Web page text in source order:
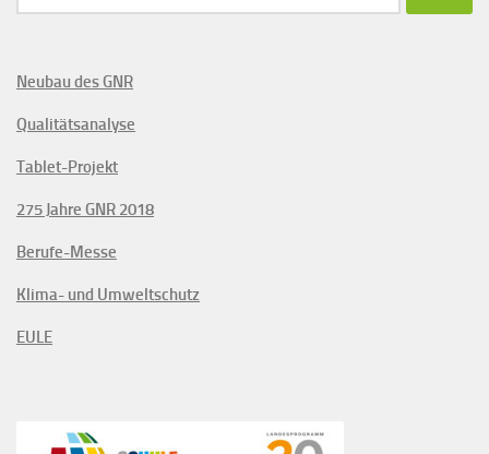
nach:
Neubau des GNR
Qualitätsanalyse
Tablet-Projekt
275 Jahre GNR 2018
Berufe-Messe
Klima- und Umweltschutz
EULE